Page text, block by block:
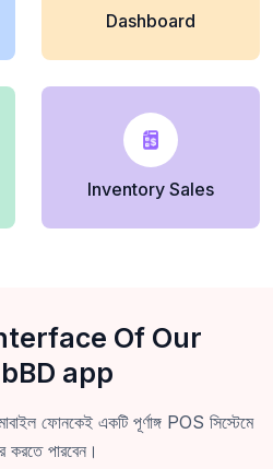
Dashboard
Inventory Sales
Of Our
app
ফোনকেই একটি পূর্ণাঙ্গ POS সিস্টেমে
করতে পারবেন।